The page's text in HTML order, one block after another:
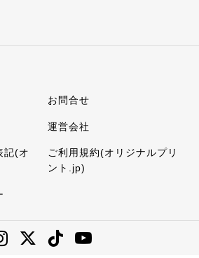
お問合せ
運営会社
記(オ
ご利用規約(オリジナルプリ
ント.jp)